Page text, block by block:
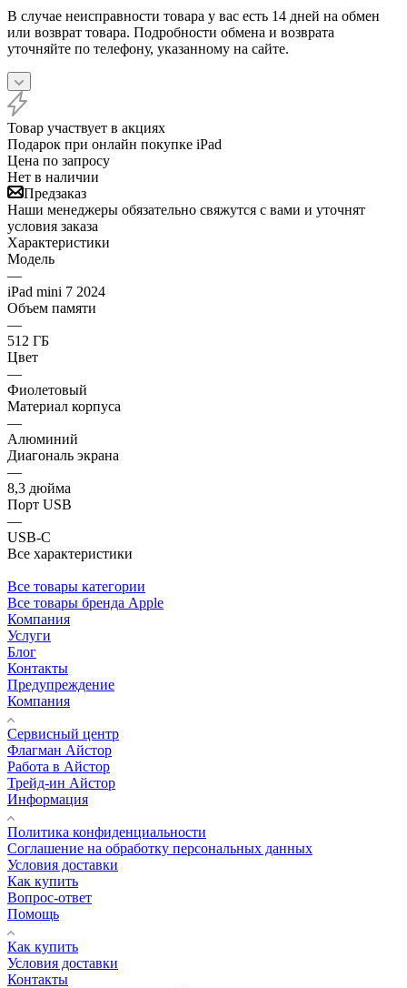
В случае неисправности товара у вас есть 14 дней на обмен
или возврат товара. Подробности обмена и возврата
уточняйте по телефону, указанному на сайте.
Товар участвует в акциях
Подарок при онлайн покупке iPad
Цена по запросу
Нет в наличии
Предзаказ
Наши менеджеры обязательно свяжутся с вами и уточнят
условия заказа
Характеристики
Модель
—
iPad mini 7 2024
Объем памяти
—
512 ГБ
Цвет
—
Фиолетовый
Материал корпуса
—
Алюминий
Диагональ экрана
—
8,3 дюйма
Порт USB
—
USB-C
Все характеристики
Все товары категории
Все товары бренда Apple
Компания
Услуги
Блог
Контакты
Предупреждение
Компания
Сервисный центр
Флагман Айстор
Работа в Айстор
Трейд-ин Айстор
Информация
Политика конфиденциальности
Соглашение на обработку персональных данных
Условия доставки
Как купить
Вопрос-ответ
Помощь
Как купить
Условия доставки
Контакты